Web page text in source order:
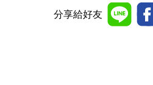
分享給好友